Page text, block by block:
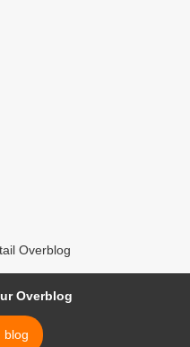
Overblog
Overblog
blog